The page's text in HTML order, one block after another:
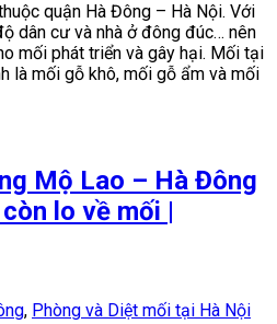
quận Hà Đông – Hà Nội. Với
dân cư và nhà ở đông đúc… nên
mối phát triển và gây hại. Mối tại
là mối gỗ khô, mối gỗ ẩm và mối
Mộ Lao – Hà Đông
lo về mối |
, Phòng và Diệt mối tại Hà Nội